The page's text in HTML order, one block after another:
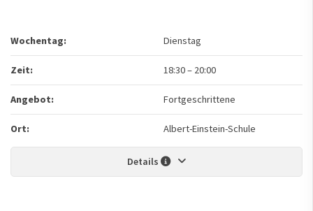
Wochentag: Dienstag
Zeit: 18:30– 20:00
Angebot: Fortgeschrittene
Ort: Albert-Einstein-Schule
Details